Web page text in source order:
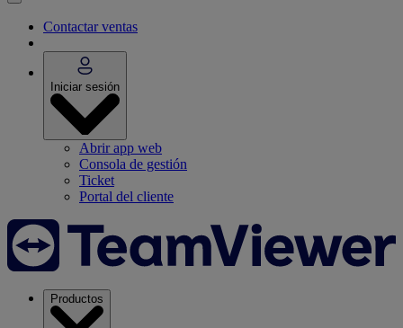
Contactar ventas
Iniciar sesión
Abrir app web
Consola de gestión
Ticket
Portal del cliente
Productos